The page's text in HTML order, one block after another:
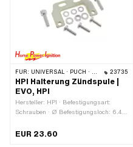
FÜR: UNIVERSAL · PUCH · SACHS · PONY / CILO (BETA 521 & 512) · ZÜNDAPP BELMONDO 23735
HPI Halterung Zündspule |
EVO, HPI
Hersteller: HPI · Befestigungsart:
Schrauben · Ø Befestigungsloch: 6.4
Stk. · Lochabstand: 15 mm ·
EUR 23.60